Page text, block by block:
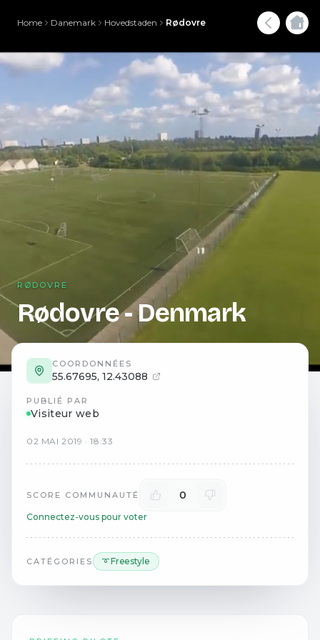
Home Danemark Hovedstaden Rødovre
RØDOVRE
Rødovre - Denmark
COORDONNÉES
55.67695, 12.43088
PUBLIÉ PAR
Visiteur web
02 MAI 2019 ·18:33
SCORE COMMUNAUTÉ 0
Connectez-vous pour voter
CATÉGORIES ➰ Freestyle